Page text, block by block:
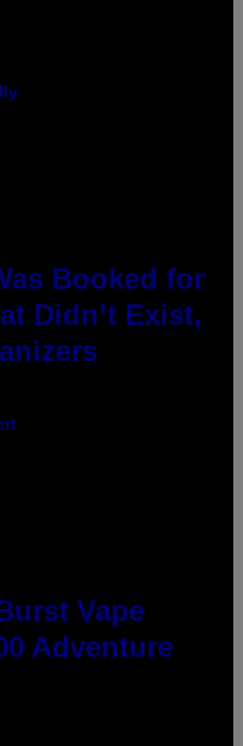
Booked for
Didn’t Exist,
Vape
Adventure